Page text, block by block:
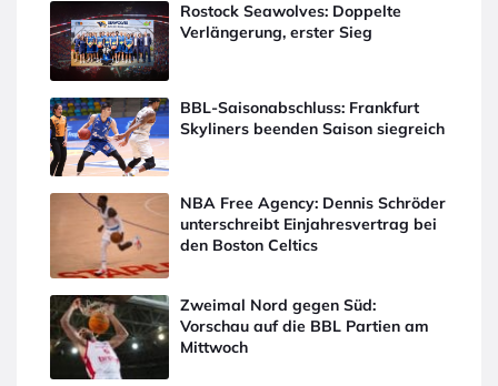
Rostock Seawolves: Doppelte
Verlängerung, erster Sieg
BBL-Saisonabschluss: Frankfurt
Skyliners beenden Saison siegreich
NBA Free Agency: Dennis Schröder
unterschreibt Einjahresvertrag bei
den Boston Celtics
Zweimal Nord gegen Süd:
Vorschau auf die BBL Partien am
Mittwoch